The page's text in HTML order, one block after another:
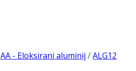
AA - Eloksirani aluminij /ALG12